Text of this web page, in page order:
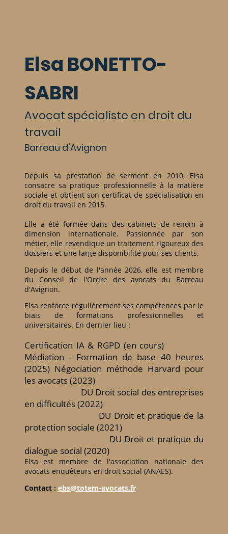
Elsa BONETTO-
SABRI
Avocat spécialiste en droit du
travail
Barreau d'Avignon
Depuis sa prestation de serment en 2010, Elsa
consacre sa pratique professionnelle à la matière
sociale et obtient son certificat de spécialisation en
droit du travail en 2015.
Elle a été formée dans des cabinets de renom à
dimension internationale. Passionnée par son
métier, elle revendique un traitement rigoureux des
dossiers et une large disponibilité pour ses clients.
Depuis le début de l'année 2026, elle est membre
du Conseil de l'Ordre des avocats du Barreau
d'Avignon.
Elsa renforce régulièrement ses compétences par le
biais de formations professionnelles et
universitaires. En dernier lieu :
Certification IA & RGPD (en cours)
Médiation - Formation de base 40 heures
(2025) Négociation méthode Harvard pour
les avocats (2023)
DU Droit social des entreprises
en difficultés (2022)
DU Droit et pratique de la
protection sociale (2021)
DU Droit et pratique du
dialogue social (2020)
Elsa est membre de l'association nationale des
avocats enquêteurs en droit social (ANAES).
Contact : ebs@totem-avocats.fr